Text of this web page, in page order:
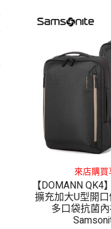
來店購買
【DOMANN
擴充加大U型開
多口袋抗菌